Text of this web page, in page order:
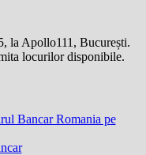
la Apollo111, București.
locurilor disponibile.
Bancar Romania pe